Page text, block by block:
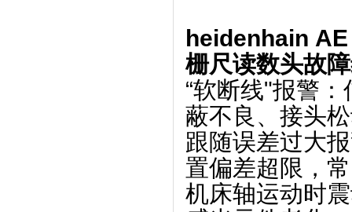
heidenhain AE
栅尺读数头故
‌“软断线"报警‌
蔽不良、接头
跟随误差过大
置偏差超限，
机床轴运动时